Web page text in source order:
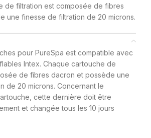
de filtration est composée de fibres
une finesse de filtration de 20 microns.
pour PureSpa est compatible avec
Intex. Chaque cartouche de
de fibres dacron et possède une
de 20 microns. Concernant le
cette dernière doit être
et changée tous les 10 jours